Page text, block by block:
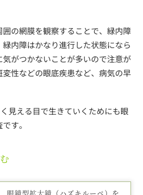
囲の網膜を観察することで、緑内障
内障はかなり進行した状態になら
がつかないことが多いので注意が
性などの眼底疾患など、病気の早
見える目で生きていくためにも眼
す。
眼鏡型拡大鏡（ハズキルーペ）を